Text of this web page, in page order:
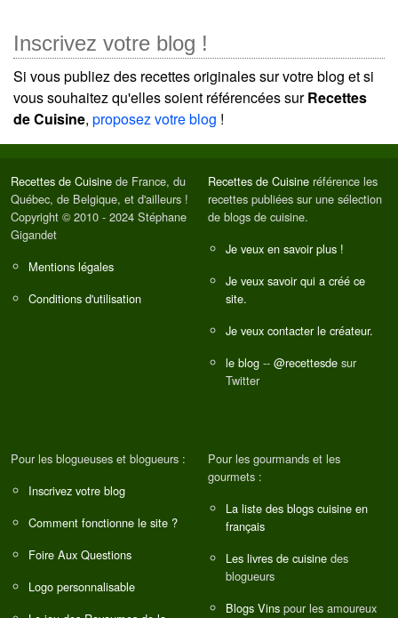
Inscrivez votre blog !
Si vous publiez des recettes originales sur votre blog et si
vous souhaitez qu'elles soient référencées surRecettes
de Cuisine, proposez votre blog !
Recettes de Cuisine de France, du
Québec, de Belgique, et d'ailleurs !
Copyright © 2010 - 2024 Stéphane
Gigandet
Mentions légales
Conditions d'utilisation
Recettes de Cuisine référence les
recettes publiées sur une sélection
de blogs de cuisine.
Je veux en savoir plus !
Je veux savoir qui a créé ce
site.
Je veux contacter le créateur.
le blog -- @recettesde sur
Twitter
Pour les blogueuses et blogueurs :
Inscrivez votre blog
Comment fonctionne le site ?
Foire Aux Questions
Logo personnalisable
Pour les gourmands et les
gourmets :
La liste des blogs cuisine en
français
Les livres de cuisine des
blogueurs
Blogs Vins pour les amoureux